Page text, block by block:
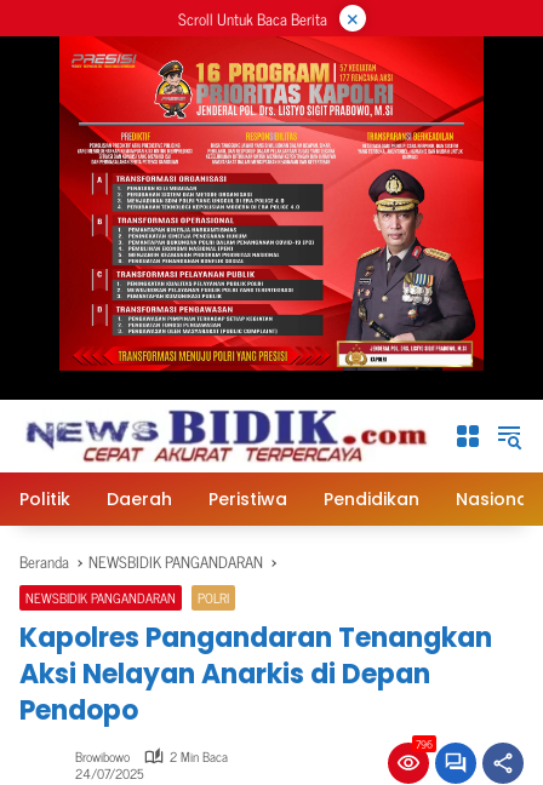
ke
Scroll Untuk Baca Berita ×
Politik Daerah Peristiwa Pendidikan Nasional
Beranda NEWSBIDIK PANGANDARAN
NEWSBIDIK PANGANDARAN POLRI
Kapolres Pangandaran Tenangkan
Aksi Nelayan Anarkis di Depan
Pendopo
Browibowo 2 Min Baca
24/07/2025
796